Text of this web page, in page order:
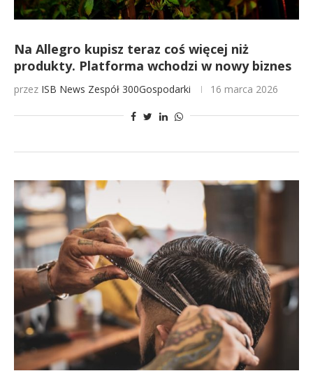
Na Allegro kupisz teraz coś więcej niż
produkty. Platforma wchodzi w nowy biznes
przez ISB News Zespół 300Gospodarki 16 marca 2026